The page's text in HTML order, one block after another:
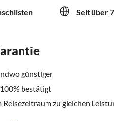
Seit über
günstiger
bestätigt
Reisezeitraum zu gleichen